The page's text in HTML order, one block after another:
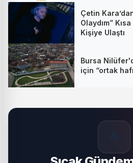
Çetin
Olaydım”
Kişiye Ulaştı
Bursa
için “ortak